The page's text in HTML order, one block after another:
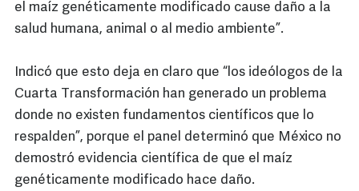
el maíz genéticamente modificado cause daño a la
salud humana, animal o al medio ambiente”.
Indicó que esto deja en claro que “los ideólogos de la
Cuarta Transformación han generado un problema
donde no existen fundamentos científicos que lo
respalden”, porque el panel determinó que México no
demostró evidencia científica de que el maíz
genéticamente modificado hace daño.